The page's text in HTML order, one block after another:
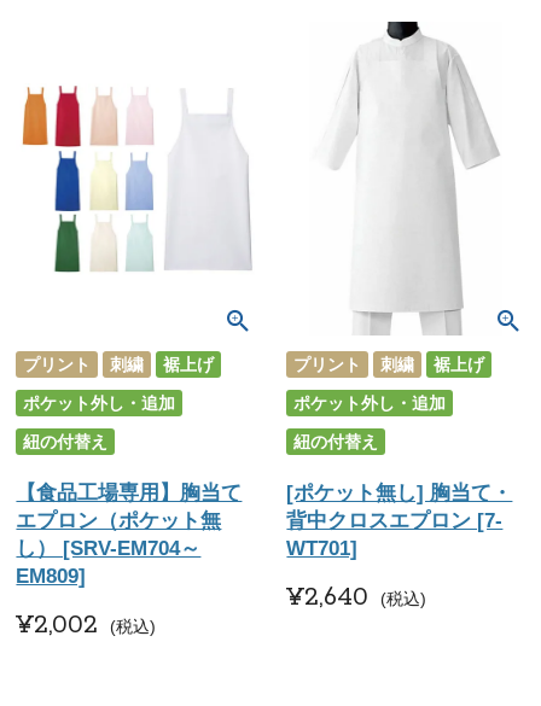
プリント 刺繍
裾上げ
ポケット外し・追加
紐の付替え
【食品工場専用】胸当て
エプロン（ポケット無
し） [SRV-EM704～
EM809]
¥2,002 税込
プリント 刺繍
裾上げ
ポケット外し・追加
紐の付替え
[ポケット無し] 胸当て・
背中クロスエプロン [7-
WT701]
¥2,640 税込